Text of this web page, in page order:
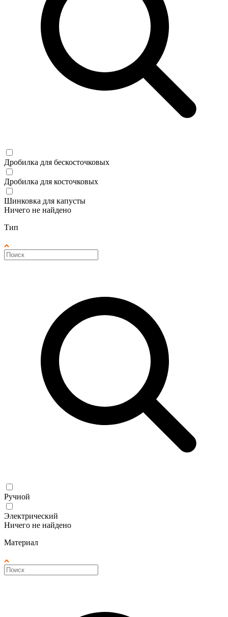
Дробилка для бескосточковых
Дробилка для косточковых
Шинковка для капусты
Ничего не найдено
Тип
Ручной
Электрический
Ничего не найдено
Материал